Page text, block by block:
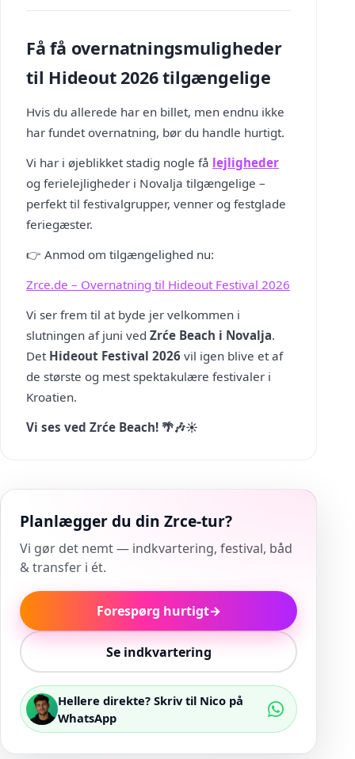
Få få overnatningsmuligheder
til Hideout 2026 tilgængelige
Hvis du allerede har en billet, men endnu ikke
har fundet overnatning, bør du handle hurtigt.
Vi har i øjeblikket stadig nogle få lejligheder
og ferielejligheder i Novalja tilgængelige –
perfekt til festivalgrupper, venner og festglade
feriegæster.
👉 Anmod om tilgængelighed nu:
Zrce.de – Overnatning til Hideout Festival 2026
Vi ser frem til at byde jer velkommen i
slutningen af juni ved Zrće Beach i Novalja.
Det Hideout Festival 2026 vil igen blive et af
de største og mest spektakulære festivaler i
Kroatien.
Vi ses ved Zrće Beach! 🌴🎶☀️
Planlægger du din Zrce-tur?
Vi gør det nemt — indkvartering, festival, båd
& transfer i ét.
Forespørg hurtigt→
Se indkvartering
Hellere direkte? Skriv til Nico på
WhatsApp